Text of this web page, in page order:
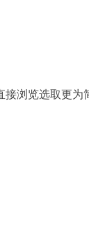
接浏览选取更为